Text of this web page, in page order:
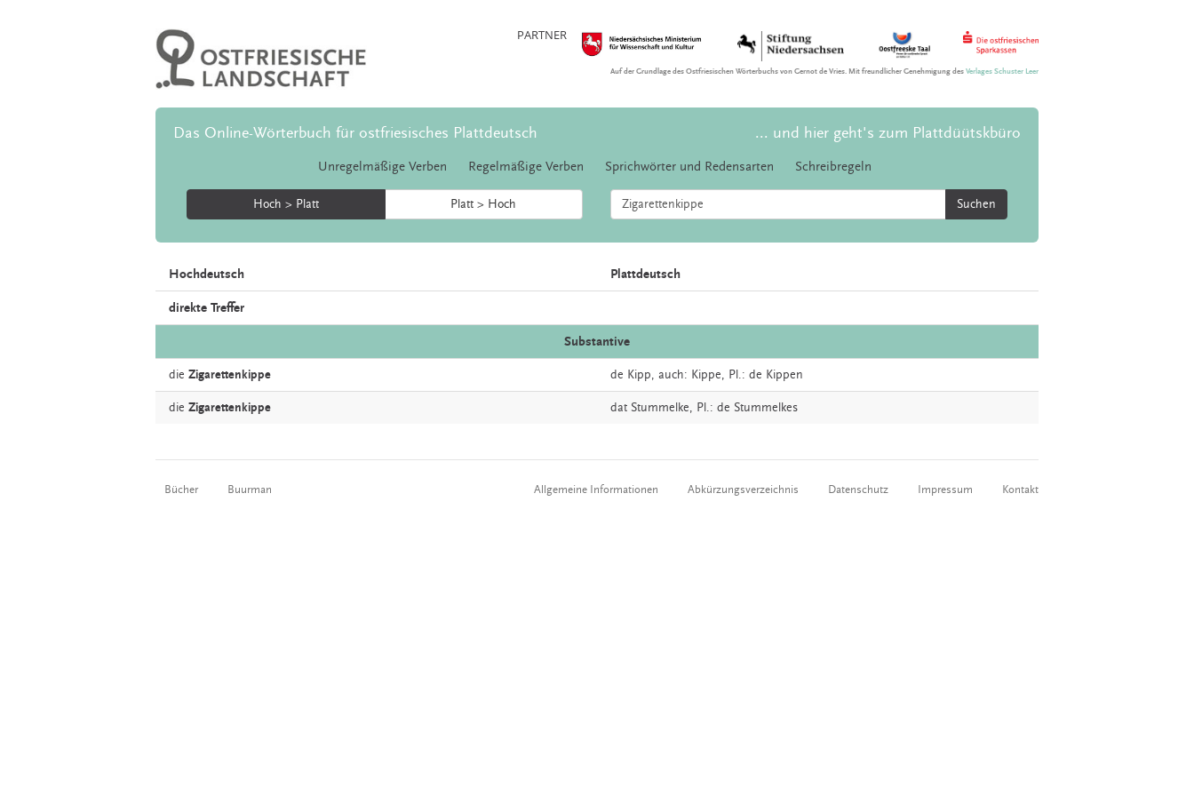
PARTNER
Auf der Grundlage des Ostfriesischen Wörterbuchs von Gernot de Vries. Mit freundlicher Genehmigung desVerlages Schuster Leer
Das Online-Wörterbuch für ostfriesisches Plattdeutsch ... und hier geht's zum Plattdüütskbüro
Unregelmäßige Verben Regelmäßige Verben Sprichwörter und Redensarten Schreibregeln
Hoch > Platt Platt > Hoch Suchen
Hochdeutsch Plattdeutsch
direkte Treffer
Substantive
die Zigarettenkippe de Kipp, auch: Kippe, Pl.: de Kippen
die Zigarettenkippe dat Stummelke, Pl.: de Stummelkes
Bücher Buurman Allgemeine Informationen Abkürzungsverzeichnis Datenschutz Impressum Kontakt